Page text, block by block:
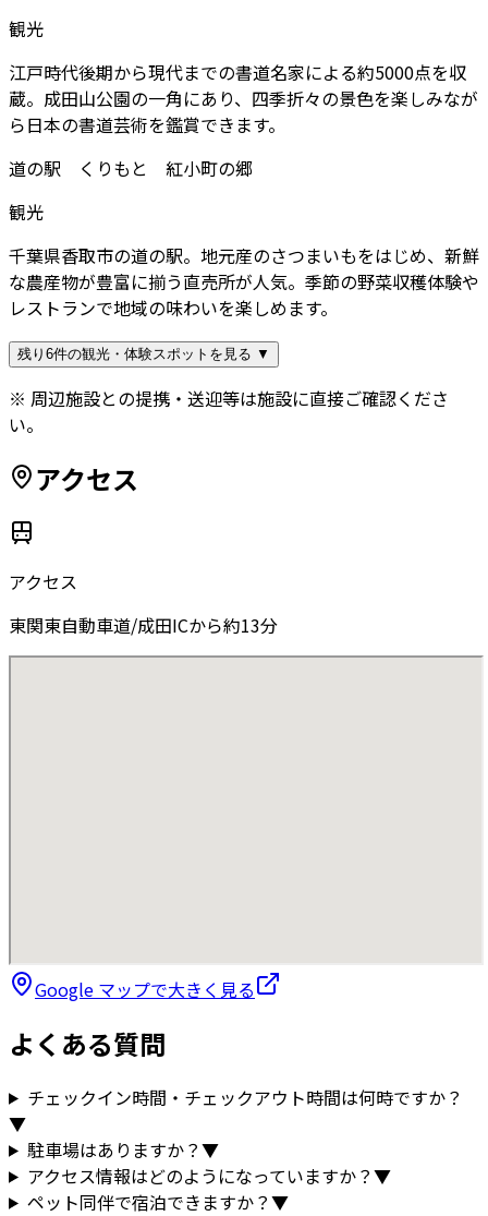
観光
江戸時代後期から現代までの書道名家による約5000点を収
蔵。成田山公園の一角にあり、四季折々の景色を楽しみなが
ら日本の書道芸術を鑑賞できます。
道の駅 くりもと 紅小町の郷
観光
千葉県香取市の道の駅。地元産のさつまいもをはじめ、新鮮
な農産物が豊富に揃う直売所が人気。季節の野菜収穫体験や
レストランで地域の味わいを楽しめます。
残り6件の観光・体験スポットを見る ▼
※ 周辺施設との提携・送迎等は施設に直接ご確認くださ
い。
アクセス
アクセス
東関東自動車道/成田ICから約13分
Google マップで大きく見る
よくある質問
チェックイン時間・チェックアウト時間は何時ですか？
▼
駐車場はありますか？▼
アクセス情報はどのようになっていますか？▼
ペット同伴で宿泊できますか？▼